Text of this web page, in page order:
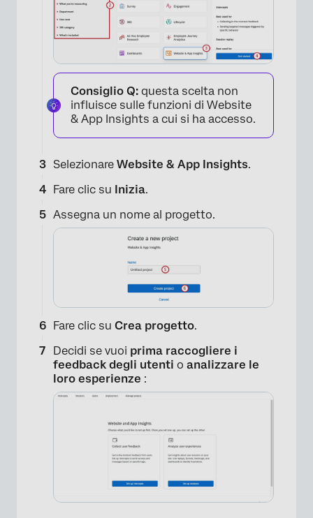
×
Consiglio Q: questa scelta non
influisce sulle funzioni di Website
& App Insights a cui si ha accesso.
Selezionare Website & App Insights.
Fare clic su Inizia.
Assegna un nome al progetto.
Fare clic su Crea progetto.
Decidi se vuoi prima raccogliere i
feedback degli utenti o analizzare le
loro esperienze :